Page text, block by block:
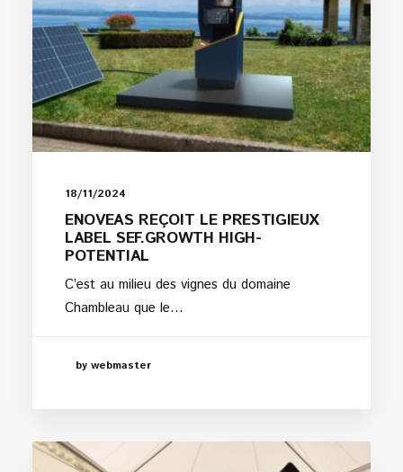
18/11/2024
ENOVEAS REÇOIT LE PRESTIGIEUX
LABEL SEF.GROWTH HIGH-
POTENTIAL
C’est au milieu des vignes du domaine
Chambleau que le…
by webmaster